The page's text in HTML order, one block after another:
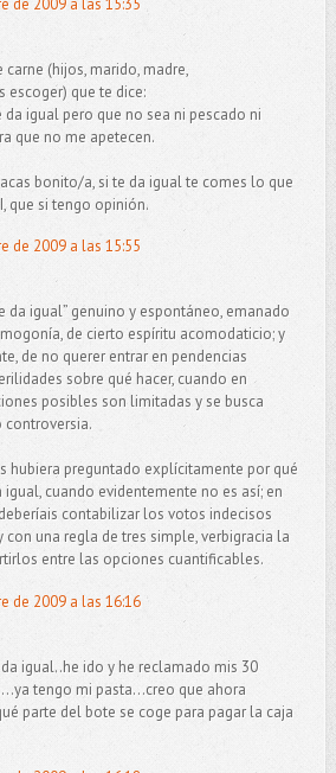
carne (hijos, marido, madre,
escoger) que te dice:
da igual pero que no sea ni pescado ni
que no me apetecen.
bonito/a, si te da igual te comes lo que
que si tengo opinión.
de 2009 a las 15:55
da igual” genuino y espontáneo, emanado
de cierto espíritu acomodaticio; y
de no querer entrar en pendencias
sobre qué hacer, cuando en
posibles son limitadas y se busca
controversia.
hubiera preguntado explícitamente por qué
igual, cuando evidentemente no es así; en
contabilizar los votos indecisos
con una regla de tres simple, verbigracia la
entre las opciones cuantificables.
de 2009 a las 16:16
igual..he ido y he reclamado mis 30
tengo mi pasta...creo que ahora
parte del bote se coge para pagar la caja